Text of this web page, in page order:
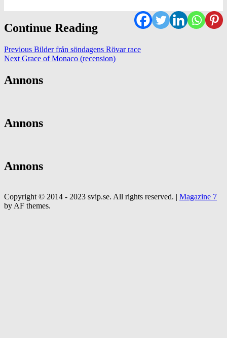
Continue Reading
Previous Bilder från söndagens Rövar race
Next Grace of Monaco (recension)
Annons
Annons
Annons
Copyright © 2014 - 2023 svip.se. All rights reserved. | Magazine 7
by AF themes.